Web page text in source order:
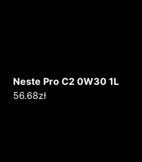
Neste Pro C2 0W30 1L
56.68zł